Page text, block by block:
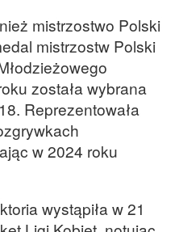
mistrzostwo Polski
mistrzostw Polski
została wybrana
Reprezentowała
w 2024 roku
wystąpiła w 21